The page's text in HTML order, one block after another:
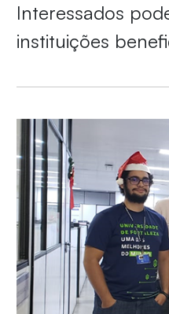
Interessados
instituições